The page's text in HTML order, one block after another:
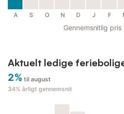
A S O N D J F
Gennemsnitlig pris
Aktuelt ledige
2% til august
34% årligt gennemsnit